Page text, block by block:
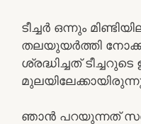
ടീച്ചർ ഒന്നും
തലയുയർത്തി
ശ്രദ്ധിച്ചത്
ഞാൻ പറയുന്നത്